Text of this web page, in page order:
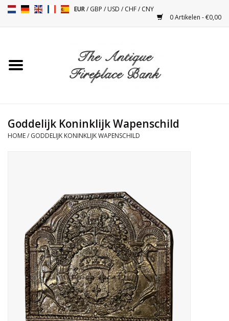
EUR/GBP /USD /CHF/CNY
0 Artikelen - €0,00
Toebehoren
Antiquiteiten en Vintage
Objecten
Decoratieve Outdoor
Objecten
Vloeren - Steen, Terra Cotta
& Marmer
Goddelijk Koninklijk Wapenschild
HOME/ GODDELIJK KONINKLIJK WAPENSCHILD